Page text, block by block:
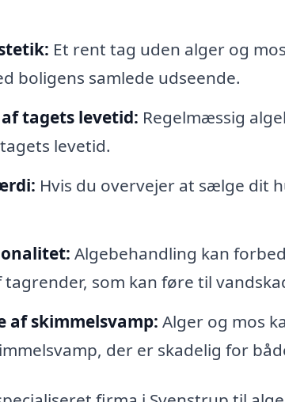
Et rent tag uden alger og
boligens samlede udseende.
tagets levetid: Regelmæssig
levetid.
Hvis du overvejer at sælge dit
Algebehandling kan
som kan føre til
af skimmelsvamp: Alger og mos
der er skadelig for